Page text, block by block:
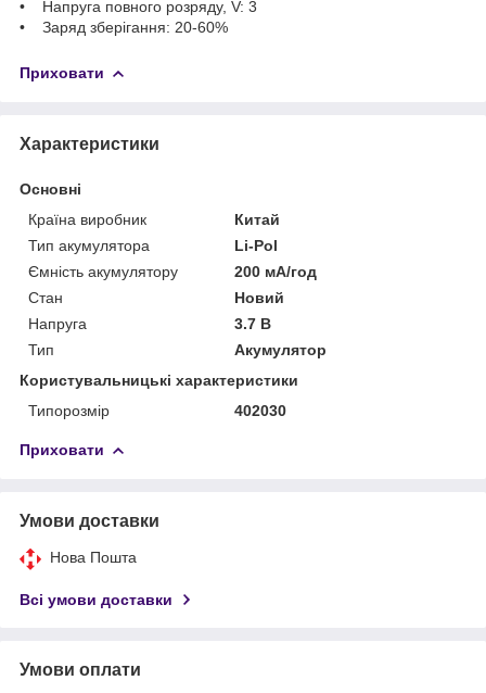
• Напруга повного розряду, V: 3
• Заряд зберігання: 20-60%
Приховати
Характеристики
Основні
Країна виробник
Китай
Тип акумулятора
Li-Pol
Ємність акумулятору
200 мА/год
Стан
Новий
Напруга
3.7 В
Тип
Акумулятор
Користувальницькі характеристики
Типорозмір
402030
Приховати
Умови доставки
Нова Пошта
Всі умови доставки
Умови оплати